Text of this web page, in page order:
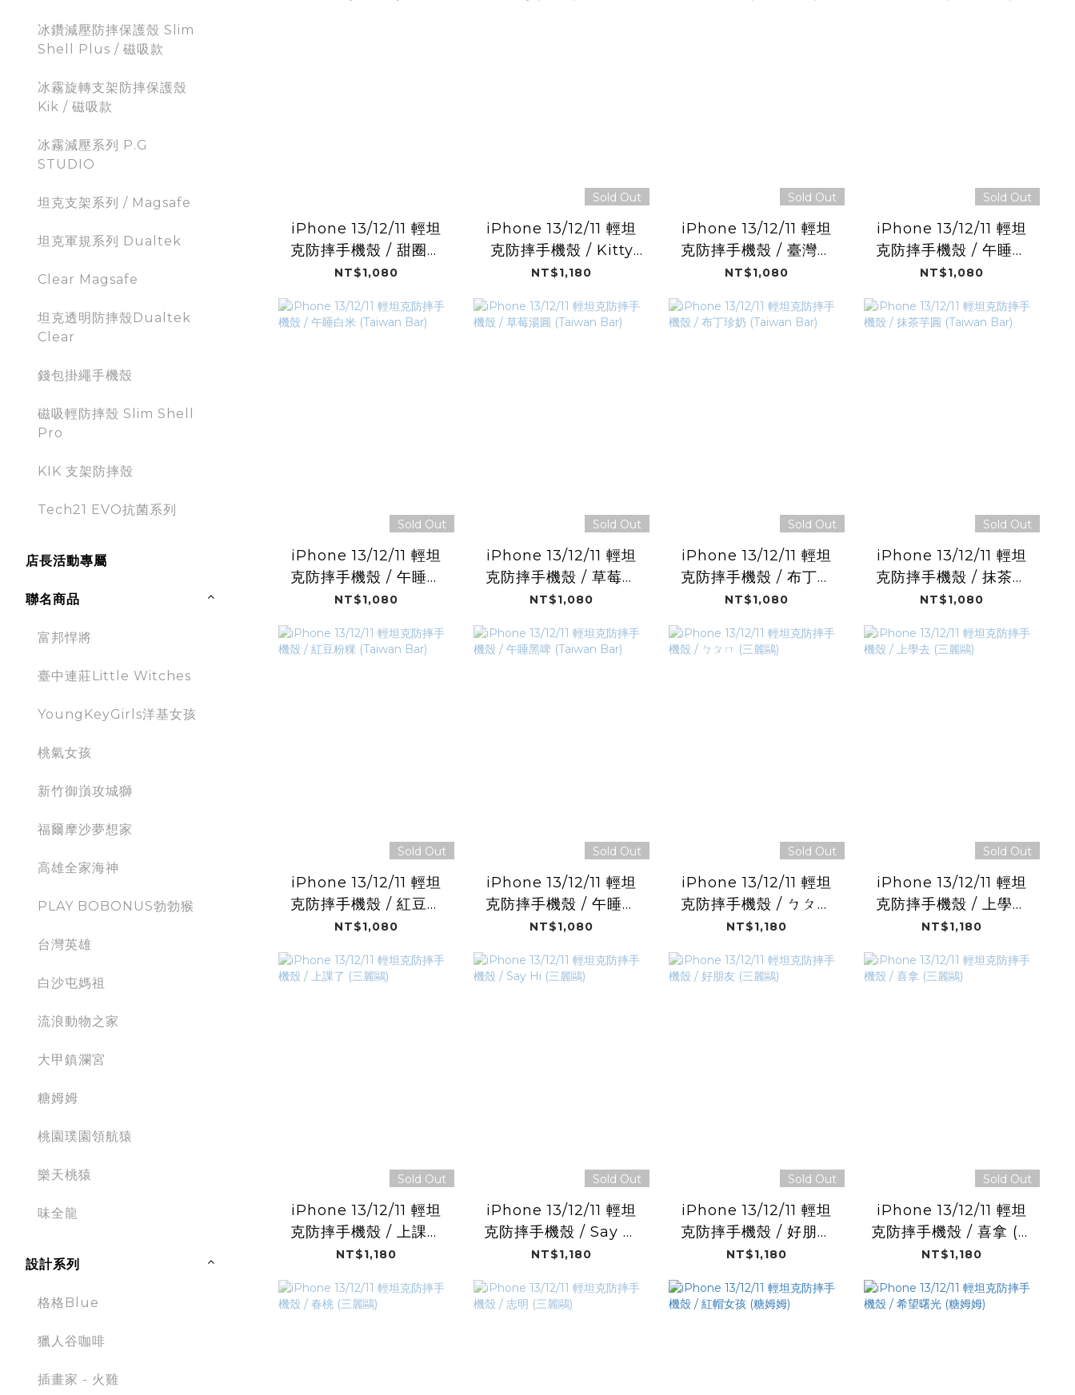
冰鑽減壓防摔保護殼 Slim
Shell Plus / 磁吸款
冰霧旋轉支架防摔保護殼
Kik / 磁吸款
冰霧減壓系列 P.G
STUDIO
坦克支架系列 / Magsafe
坦克軍規系列 Dualtek
Clear Magsafe
坦克透明防摔殼Dualtek
Clear
錢包掛繩手機殼
磁吸輕防摔殼 Slim Shell
Pro
KIK 支架防摔殼
Tech21 EVO抗菌系列
店長活動專屬
聯名商品
富邦悍將
臺中連莊Little Witches
YoungKeyGirls洋基女孩
桃氣女孩
新竹御嵿攻城獅
福爾摩沙夢想家
高雄全家海神
PLAY BOBONUS勃勃猴
台灣英雄
白沙屯媽祖
流浪動物之家
大甲鎮瀾宮
糖姆姆
桃園璞園領航猿
樂天桃猿
味全龍
設計系列
格格Blue
獵人谷咖啡
插畫家 - 火雞
iPhone 13/12/11 輕坦
克防摔手機殼 / 甜圈粉
(彩繪風格)
NT$1,080
Sold Out
iPhone 13/12/11 輕坦
克防摔手機殼 / Kitty
(三麗鷗)
NT$1,180
Sold Out
iPhone 13/12/11 輕坦
克防摔手機殼 / 臺灣茶
花 (Taiwan Bar)
NT$1,080
Sold Out
iPhone 13/12/11 輕坦
克防摔手機殼 / 午睡黃
紹 (Taiwan Bar)
NT$1,080
Sold Out
iPhone 13/12/11 輕坦
克防摔手機殼 / 午睡白
米 (Taiwan Bar)
NT$1,080
Sold Out
iPhone 13/12/11 輕坦
克防摔手機殼 / 草莓湯
圓 (Taiwan Bar)
NT$1,080
Sold Out
iPhone 13/12/11 輕坦
克防摔手機殼 / 布丁珍
奶 (Taiwan Bar)
NT$1,080
Sold Out
iPhone 13/12/11 輕坦
克防摔手機殼 / 抹茶芋
圓 (Taiwan Bar)
NT$1,080
Sold Out
iPhone 13/12/11 輕坦
克防摔手機殼 / 紅豆粉
粿 (Taiwan Bar)
NT$1,080
Sold Out
iPhone 13/12/11 輕坦
克防摔手機殼 / 午睡黑
啤 (Taiwan Bar)
NT$1,080
Sold Out
iPhone 13/12/11 輕坦
克防摔手機殼 / ㄅㄆㄇ
(三麗鷗)
NT$1,180
Sold Out
iPhone 13/12/11 輕坦
克防摔手機殼 / 上學去
(三麗鷗)
NT$1,180
Sold Out
iPhone 13/12/11 輕坦
克防摔手機殼 / 上課了
(三麗鷗)
NT$1,180
Sold Out
iPhone 13/12/11 輕坦
克防摔手機殼 / Say Hi
(三麗鷗)
NT$1,180
Sold Out
iPhone 13/12/11 輕坦
克防摔手機殼 / 好朋友
(三麗鷗)
NT$1,180
Sold Out
iPhone 13/12/11 輕坦
克防摔手機殼 / 喜拿 (三
麗鷗)
NT$1,180